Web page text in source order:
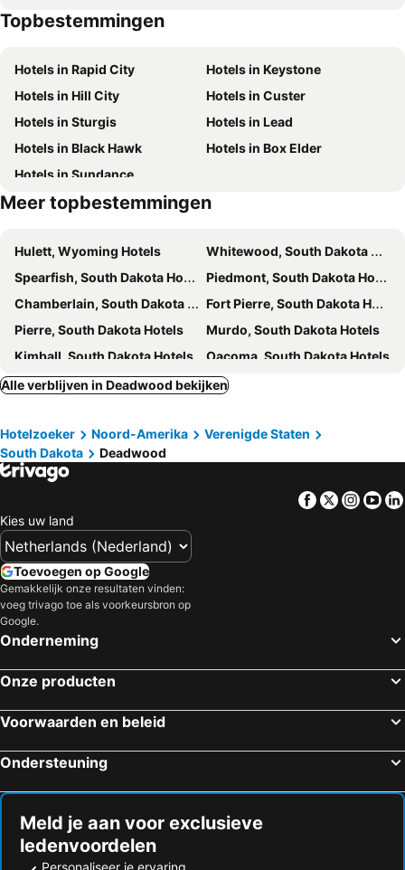
Iron Horse Inn
Topbestemmingen
Hotels in Rapid City
Hotels in Keystone
Hotels in Hill City
Hotels in Custer
Hotels in Sturgis
Hotels in Lead
Hotels in Black Hawk
Hotels in Box Elder
Hotels in Sundance
Meer topbestemmingen
Hulett, Wyoming Hotels
Whitewood, South Dakota Hotels
Spearfish, South Dakota Hotels
Piedmont, South Dakota Hotels
Chamberlain, South Dakota Hotels
Fort Pierre, South Dakota Hotels
Pierre, South Dakota Hotels
Murdo, South Dakota Hotels
Kimball, South Dakota Hotels
Oacoma, South Dakota Hotels
New York, New York Hotels
Las Vegas, Nevada Hotels
Miami, Florida Hotels
San Francisco, Californië Hotels
Los Angeles, Californië Hotels
Honolulu, Hawaii Hotels
Boston, Massachusetts Hotels
Alle verblijven in Deadwood bekijken
Hotelzoeker Noord-Amerika
Verenigde Staten
South Dakota
Deadwood
Facebook
Twitter
Kies uw land
Toevoegen op Google
Gemakkelijk onze resultaten vinden:
voeg trivago toe als voorkeursbron op
Google.
Onderneming
Onze producten
Voorwaarden en beleid
Ondersteuning
Meld je aan voor exclusieve
ledenvoordelen
Personaliseer je ervaring